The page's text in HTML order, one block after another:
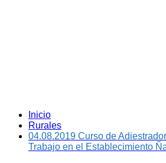
Inicio
Rurales
04.08.2019 Curso de
Trabajo en el Establecimiento